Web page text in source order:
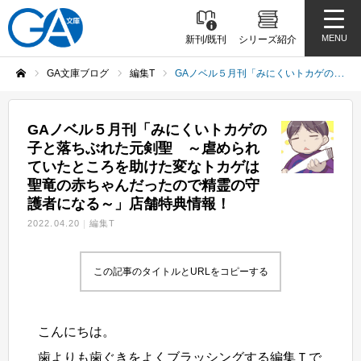
新刊/既刊 シリーズ紹介 MENU
GA文庫ブログ 編集T GAノベル５月刊「みにくいトカゲの子と落ちぶれた元剣聖 ～虐められていたところを助けた変なトカゲは聖竜の赤ちゃんだったので精霊の守護者になる～」店舗特典情報！
GAノベル５月刊「みにくいトカゲの
子と落ちぶれた元剣聖 ～虐められ
ていたところを助けた変なトカゲは
聖竜の赤ちゃんだったので精霊の守
護者になる～」店舗特典情報！
2022.04.20 編集T
この記事のタイトルとURLをコピーする
こんにちは。
歯よりも歯ぐきをよくブラッシングする編集Ｔで